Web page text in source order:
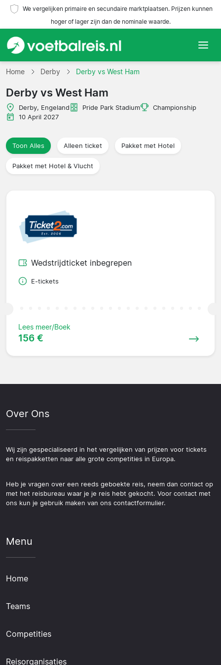
We vergelijken primaire en secundaire marktplaatsen. Prijzen kunnen
hoger of lager zijn dan de nominale waarde.
Home
Teams
Competities
Reisorganisaties
Home Derby Derby vs West Ham
Derby vs West Ham
Derby, Engeland Pride Park Stadium
Championship
10 April 2027
Toon Alles Alleen ticket Pakket met Hotel
Pakket met Hotel & Vlucht
Wedstrijdticket inbegrepen
E-tickets
Lees meer/Boek
156 €
Over Ons
Wij zijn gespecialiseerd in het vergelijken van prijzen voor tickets
en reispakketten naar alle grote competities in Europa.
Heb je vragen over een reeds geboekte reis, neem dan contact op
met het reisbureau waar je je reis hebt gekocht. Voor contact met
ons kun je gebruik maken van ons contactformulier.
Menu
Home
Teams
Competities
Reisorganisaties